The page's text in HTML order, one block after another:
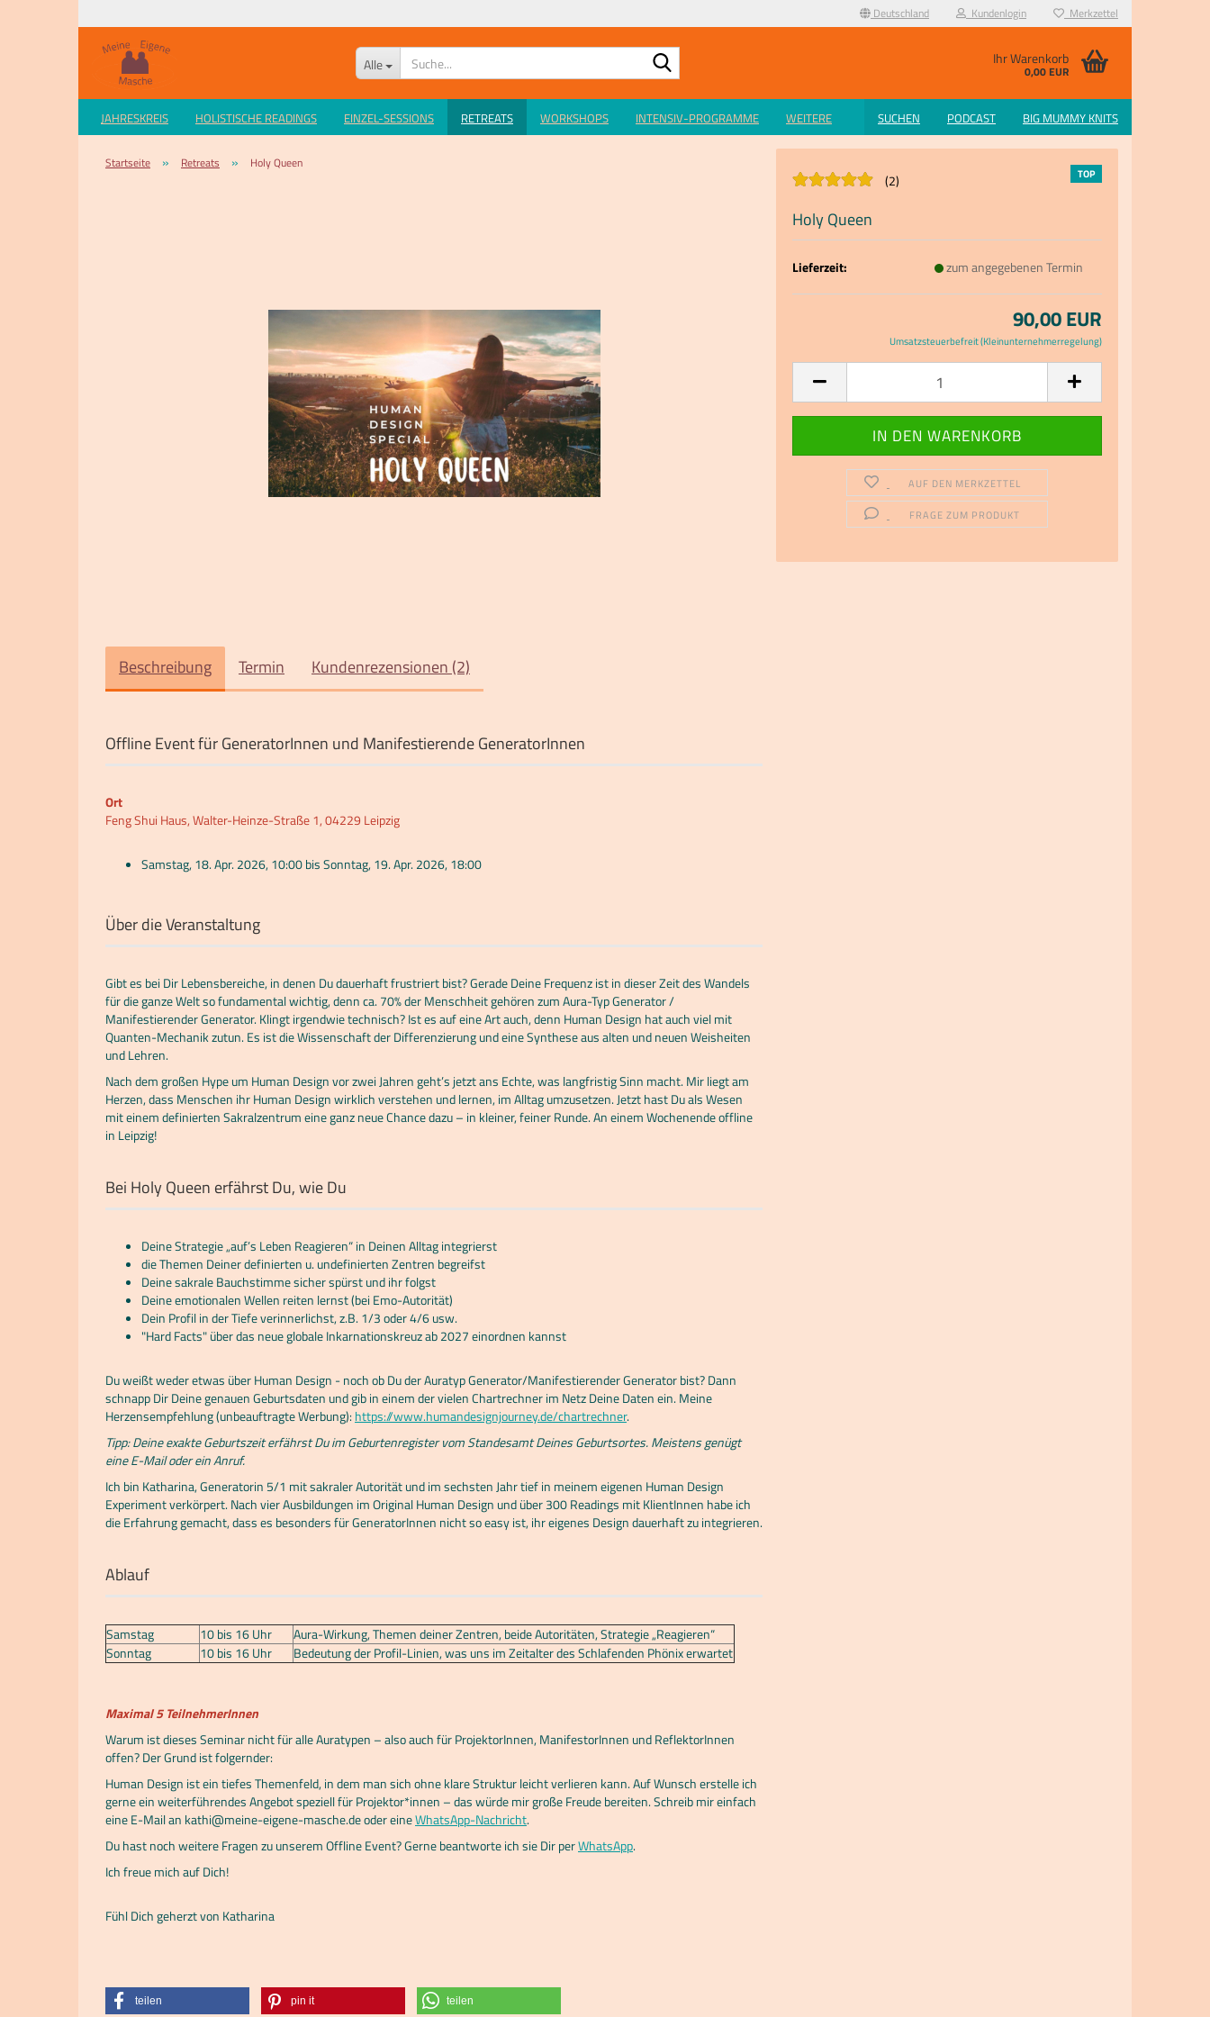
Deutschland Kundenlogin Merkzettel
Alle Ihr Warenkorb
0,00 EUR
JAHRESKREIS HOLISTISCHE READINGS EINZEL-SESSIONS RETREATS WORKSHOPS INTENSIV-PROGRAMME SUCHEN PODCAST BIG MUMMY KNITS
WEITERE
Startseite » Retreats » Holy Queen
TOP
2
Holy Queen
Lieferzeit: zum angegebenen Termin
90,00 EUR
Umsatzsteuerbefreit (Kleinunternehmerregelung)
AUF DEN MERKZETTEL
FRAGE ZUM PRODUKT
Beschreibung Termin Kundenrezensionen (2)
Offline Event für GeneratorInnen und Manifestierende GeneratorInnen
Ort
Feng Shui Haus, Walter-Heinze-Straße 1, 04229 Leipzig
Samstag, 18. Apr. 2026, 10:00 bis Sonntag, 19. Apr. 2026, 18:00
Über die Veranstaltung
Gibt es bei Dir Lebensbereiche, in denen Du dauerhaft frustriert bist? Gerade Deine Frequenz ist in dieser Zeit des Wandels
für die ganze Welt so fundamental wichtig, denn ca. 70% der Menschheit gehören zum Aura-Typ Generator /
Manifestierender Generator. Klingt irgendwie technisch? Ist es auf eine Art auch, denn Human Design hat auch viel mit
Quanten-Mechanik zutun. Es ist die Wissenschaft der Differenzierung und eine Synthese aus alten und neuen Weisheiten
und Lehren.
Nach dem großen Hype um Human Design vor zwei Jahren geht’s jetzt ans Echte, was langfristig Sinn macht. Mir liegt am
Herzen, dass Menschen ihr Human Design wirklich verstehen und lernen, im Alltag umzusetzen. Jetzt hast Du als Wesen
mit einem definierten Sakralzentrum eine ganz neue Chance dazu – in kleiner, feiner Runde. An einem Wochenende offline
in Leipzig!
Bei Holy Queen erfährst Du, wie Du
Deine Strategie „auf’s Leben Reagieren“ in Deinen Alltag integrierst
die Themen Deiner definierten u. undefinierten Zentren begreifst
Deine sakrale Bauchstimme sicher spürst und ihr folgst
Deine emotionalen Wellen reiten lernst (bei Emo-Autorität)
Dein Profil in der Tiefe verinnerlichst, z.B. 1/3 oder 4/6 usw.
"Hard Facts" über das neue globale Inkarnationskreuz ab 2027 einordnen kannst
Du weißt weder etwas über Human Design - noch ob Du der Auratyp Generator/Manifestierender Generator bist? Dann
schnapp Dir Deine genauen Geburtsdaten und gib in einem der vielen Chartrechner im Netz Deine Daten ein. Meine
Herzensempfehlung (unbeauftragte Werbung):https://www.humandesignjourney.de/chartrechner.
Tipp: Deine exakte Geburtszeit erfährst Du im Geburtenregister vom Standesamt Deines Geburtsortes. Meistens genügt
eine E-Mail oder ein Anruf.
Ich bin Katharina, Generatorin 5/1 mit sakraler Autorität und im sechsten Jahr tief in meinem eigenen Human Design
Experiment verkörpert. Nach vier Ausbildungen im Original Human Design und über 300 Readings mit KlientInnen habe ich
die Erfahrung gemacht, dass es besonders für GeneratorInnen nicht so easy ist, ihr eigenes Design dauerhaft zu integrieren.
Ablauf
Samstag 10 bis 16 Uhr
Aura-Wirkung, Themen deiner Zentren, beide Autoritäten, Strategie „Reagieren“
Sonntag
10 bis 16 Uhr Bedeutung der Profil-Linien, was uns im Zeitalter des Schlafenden Phönix erwartet
Maximal 5 TeilnehmerInnen
Warum ist dieses Seminar nicht für alle Auratypen – also auch für ProjektorInnen, ManifestorInnen und ReflektorInnen
offen? Der Grund ist folgernder:
Human Design ist ein tiefes Themenfeld, in dem man sich ohne klare Struktur leicht verlieren kann. Auf Wunsch erstelle ich
gerne ein weiterführendes Angebot speziell für Projektor*innen – das würde mir große Freude bereiten. Schreib mir einfach
eine E-Mail an kathi@meine-eigene-masche.de oder eineWhatsApp-Nachricht.
Du hast noch weitere Fragen zu unserem Offline Event? Gerne beantworte ich sie Dir perWhatsApp.
Ich freue mich auf Dich!
Fühl Dich geherzt von Katharina
teilen pin it teilen